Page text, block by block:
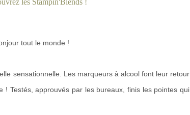
tout le monde !
sensationnelle. Les marqueurs à alcool font leur retour
! Testés, approuvés par les bureaux, finis les pointes qui